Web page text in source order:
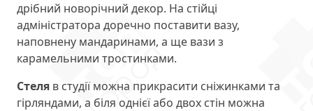
дрібний новорічний декор. На стійці
адміністратора доречно поставити вазу,
наповнену мандаринами, а ще вази з
карамельними тростинками.
Стеля в студії можна прикрасити сніжинками та
гірляндами, а біля однієї або двох стін можна